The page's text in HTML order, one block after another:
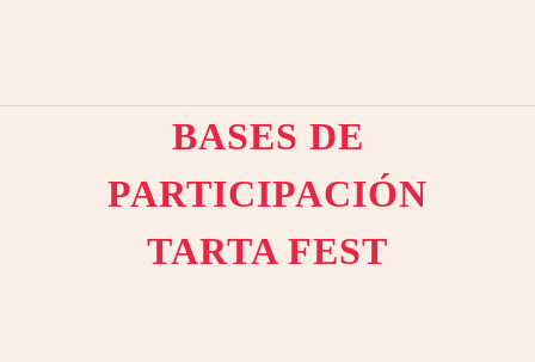
contenido
pie
BASES DE
PARTICIPACIÓN
TARTA FEST